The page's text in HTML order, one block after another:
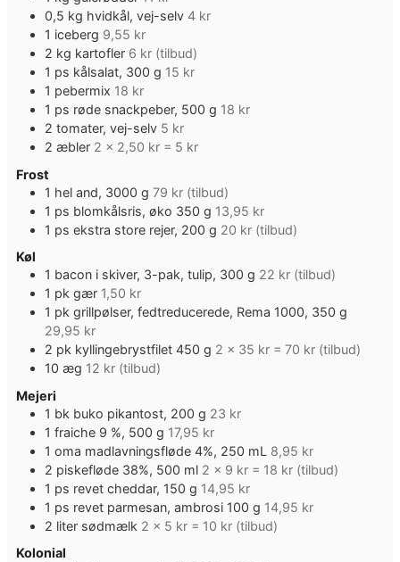
0,5 kg hvidkål, vej-selv 4 kr
1 iceberg 9,55 kr
2 kg kartofler 6 kr (tilbud)
1 ps kålsalat, 300 g 15 kr
1 pebermix 18 kr
1 ps røde snackpeber, 500 g 18 kr
2 tomater, vej-selv 5 kr
2 æbler 2 x 2,50 kr = 5 kr
Frost
1 hel and, 3000 g 79 kr (tilbud)
1 ps blomkålsris, øko 350 g 13,95 kr
1 ps ekstra store rejer, 200 g 20 kr (tilbud)
Køl
1 bacon i skiver, 3-pak, tulip, 300 g 22 kr (tilbud)
1 pk gær 1,50 kr
1 pk grillpølser, fedtreducerede, Rema 1000, 350 g
29,95 kr
2 pk kyllingebrystfilet 450 g 2 x 35 kr = 70 kr (tilbud)
10 æg 12 kr (tilbud)
Mejeri
1 bk buko pikantost, 200 g 23 kr
1 fraiche 9 %, 500 g 17,95 kr
1 oma madlavningsfløde 4%, 250 mL 8,95 kr
2 piskefløde 38%, 500 ml 2 x 9 kr = 18 kr (tilbud)
1 ps revet cheddar, 150 g 14,95 kr
1 ps revet parmesan, ambrosi 100 g 14,95 kr
2 liter sødmælk 2 x 5 kr = 10 kr (tilbud)
Kolonial